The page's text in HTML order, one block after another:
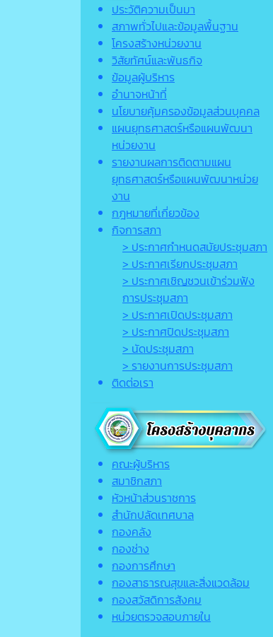
ประวัติความเป็นมา
สภาพทั่วไปและข้อมูลพื้นฐาน
โครงสร้างหน่วยงาน
วิสัยทัศน์และพันธกิจ
ข้อมูลผู้บริหาร
อำนาจหน้าที่
นโยบายคุ้มครองข้อมูลส่วนบุคคล
แผนยุทธศาสตร์หรือแผนพัฒนา
หน่วยงาน
รายงานผลการติดตามแผน
ยุทธศาสตร์หรือแผนพัฒนาหน่วย
งาน
กฎหมายที่เกี่ยวข้อง
กิจการสภา
> ประกาศกำหนดสมัยประชุมสภา
> ประกาศเรียกประชุมสภา
> ประกาศเชิญชวนเข้าร่วมฟัง
การประชุมสภา
> ประกาศเปิดประชุมสภา
> ประกาศปิดประชุมสภา
> นัดประชุมสภา
> รายงานการประชุมสภา
ติดต่อเรา
คณะผู้บริหาร
สมาชิกสภา
หัวหน้าส่วนราชการ
สำนักปลัดเทศบาล
กองคลัง
กองช่าง
กองการศึกษา
กองสาธารณสุขและสิ่งแวดล้อม
กองสวัสดิการสังคม
หน่วยตรวจสอบภายใน